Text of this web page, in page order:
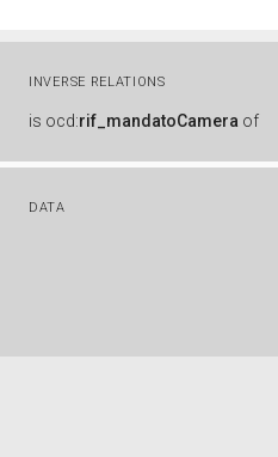
INVERSE RELATIONS
is ocd:rif_mandatoCamera of
DATA